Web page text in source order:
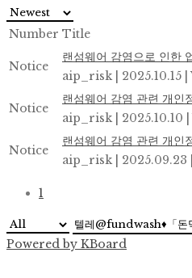
Number Title
Notice
랜섬웨어 감염으로 인한
aip_risk
2025.10.15
Notice
랜섬웨어 감염 관련 개인
aip_risk
2025.10.10
Notice
랜섬웨어 감염 관련 개인
aip_risk
2025.09.23
1
Powered by KBoard